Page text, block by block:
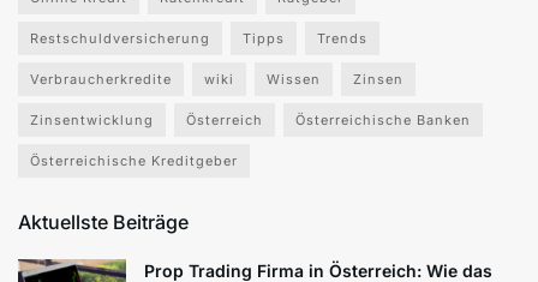
Restschuldversicherung Tipps Trends
Verbraucherkredite wiki Wissen Zinsen
Zinsentwicklung Österreich Österreichische Banken
Österreichische Kreditgeber
Aktuellste Beiträge
Prop Trading Firma in Österreich: Wie das